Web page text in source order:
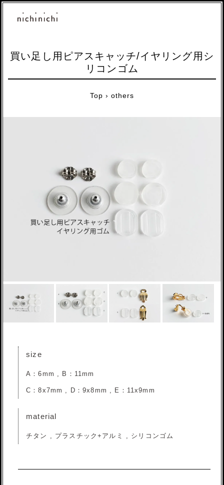
買い足し用ピアスキャッチ/イヤリング用シ
リコンゴム
Top › others
size
A：6mm , B：11mm
C：8x7mm , D：9x8mm , E：11x9mm
material
チタン , プラスチック+アルミ , シリコンゴム